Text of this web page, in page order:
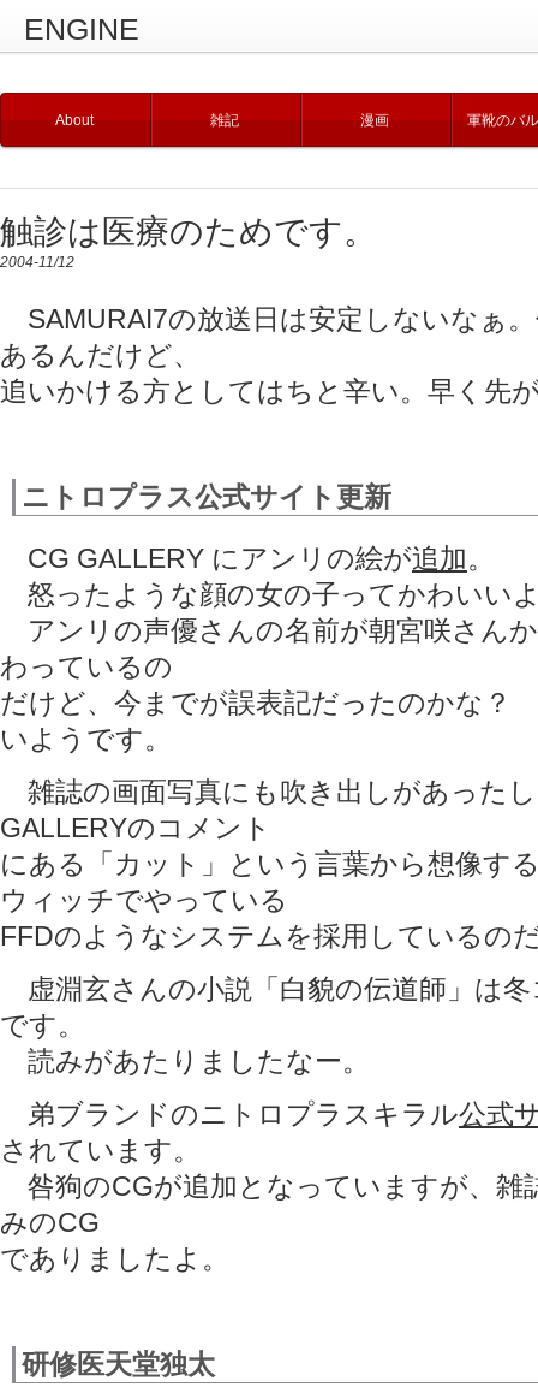
ENGINE
About 雑記 漫画 軍靴のバ
触診は医療のためです。
2004-11/12
SAMURAI7の放送日は安定しないなぁ
あるんだけど、
追いかける方としてはちと辛い。早く先
ニトロプラス公式サイト更新
CG GALLERY にアンリの絵が追加。
怒ったような顔の女の子ってかわいい
アンリの声優さんの名前が朝宮咲さん
わっているの
だけど、今までが誤表記だったのかな？
いようです。
雑誌の画面写真にも吹き出しがあった
GALLERYのコメント
にある「カット」という言葉から想像す
ウィッチでやっている
FFDのようなシステムを採用している
虚淵玄さんの小説「白貌の伝道師」は
です。
読みがあたりましたなー。
弟ブランドのニトロプラスキラル公式
されています。
咎狗のCGが追加となっていますが、雑
みのCG
でありましたよ。
研修医天堂独太